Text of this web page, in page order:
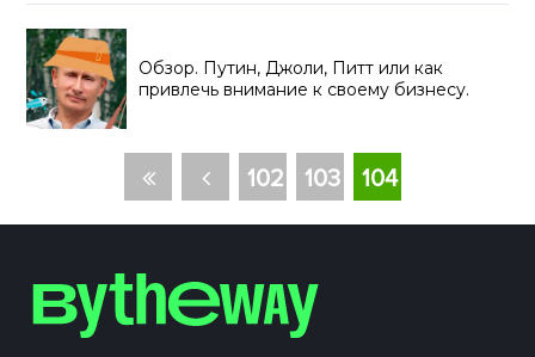
Обзор. Путин, Джоли, Питт или как
привлечь внимание к своему бизнесу.
102 103 104